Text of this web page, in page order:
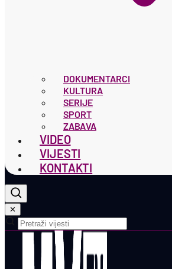
DOKUMENTARCI
KULTURA
SERIJE
SPORT
ZABAVA
VIDEO
VIJESTI
KONTAKTI
✕